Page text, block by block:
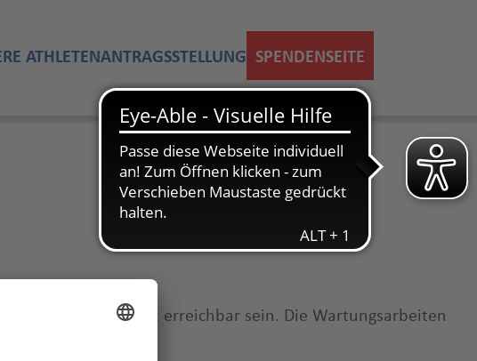
ATHLETENANTRAGSSTELLUNG SPENDENSEITE
weiteren Tag nicht erreichbar sein. Die Wartungsarbeiten